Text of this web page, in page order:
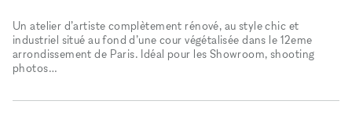
Un atelier d’artiste complètement rénové, au style chic et
industriel situé au fond d’une cour végétalisée dans le 12eme
arrondissement de Paris. Idéal pour les Showroom, shooting
photos…